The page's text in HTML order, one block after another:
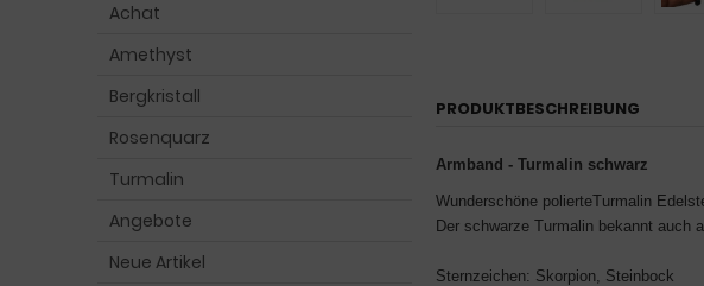
PRODUKTBESCHREIBUNG
Armband - Turmalin schwarz
Wunderschöne polierteTurmalin
Der schwarze Turmalin bekannt
Sternzeichen: Skorpion, Steinbock
Achat
Amethyst
Bergkristall
Rosenquarz
Turmalin
Angebote
Neue Artikel